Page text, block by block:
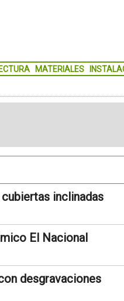
MATERIALES
inclinadas
El Nacional
desgravaciones